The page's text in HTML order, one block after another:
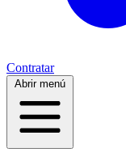
Contratar
Abrir menú